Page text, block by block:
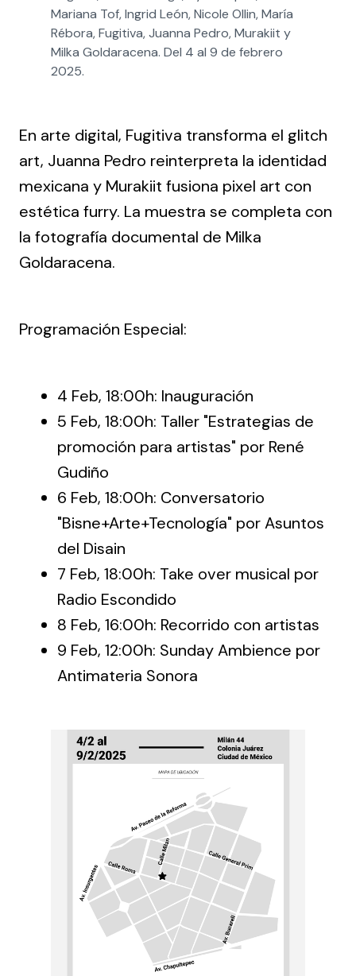
Mariana Tof, Ingrid León, Nicole Ollin, María
Rébora, Fugitiva, Juanna Pedro, Murakiit y
Milka Goldaracena. Del 4 al 9 de febrero
2025.
En arte digital, Fugitiva transforma el glitch
art, Juanna Pedro reinterpreta la identidad
mexicana y Murakiit fusiona pixel art con
estética furry. La muestra se completa con
la fotografía documental de Milka
Goldaracena.
Programación Especial:
4 Feb, 18:00h: Inauguración
5 Feb, 18:00h: Taller "Estrategias de
promoción para artistas" por René
Gudiño
6 Feb, 18:00h: Conversatorio
"Bisne+Arte+Tecnología" porAsuntos
del Disain
7 Feb, 18:00h: Take over musical por
Radio Escondido
8 Feb, 16:00h: Recorrido con artistas
9 Feb, 12:00h: Sunday Ambience por
Antimateria Sonora